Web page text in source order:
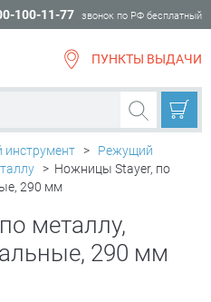
100-11-77 звонок по РФ бесплатный
ПУНКТЫ ВЫДАЧИ
инструмент >
Режущий
> Ножницы Stayer, по
290 мм
металлу,
290 мм